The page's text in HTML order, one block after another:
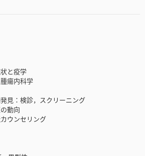
と疫学
瘍内科学
：検診，スクリーニング
動向
ウンセリング